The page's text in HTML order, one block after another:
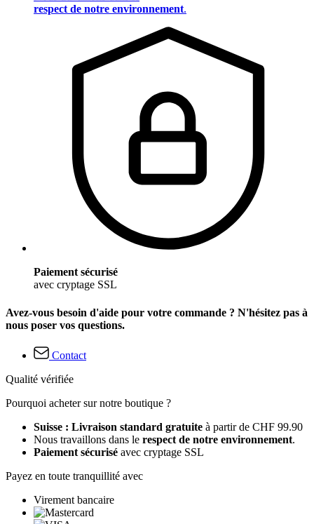
respect de notre environnement.
Paiement sécurisé
avec cryptage SSL
Avez-vous besoin d'aide pour votre commande ? N'hésitez pas à
nous poser vos questions.
Contact
Qualité vérifiée
Pourquoi acheter sur notre boutique ?
Suisse : Livraison standard gratuite à partir de CHF 99.90
Nous travaillons dans le respect de notre environnement.
Paiement sécurisé avec cryptage SSL
Payez en toute tranquillité avec
Virement bancaire